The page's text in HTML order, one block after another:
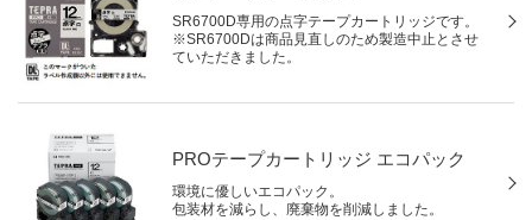
SR6700D専用の点字テープカートリッジです。
※SR6700Dは商品見直しのため製造中止とさせ
ていただきました。
PROテープカートリッジ エコパック
環境に優しいエコパック。
包装材を減らし、廃棄物を削減しました。